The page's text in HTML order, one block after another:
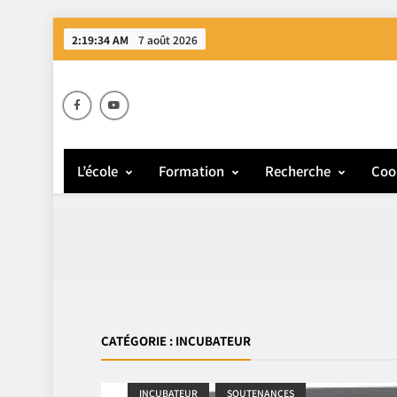
2:19:35 AM 7 août 2026
L’école Formation Recherche
CATÉGORIE : INCUBATEUR
INCUBATEUR SOUTENANCES